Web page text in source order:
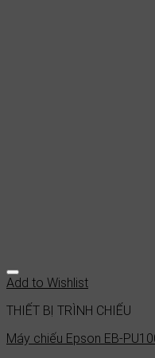
Add to Wishlist
THIẾT BỊ TRÌNH CHIẾU
Máy chiếu Epson EB-